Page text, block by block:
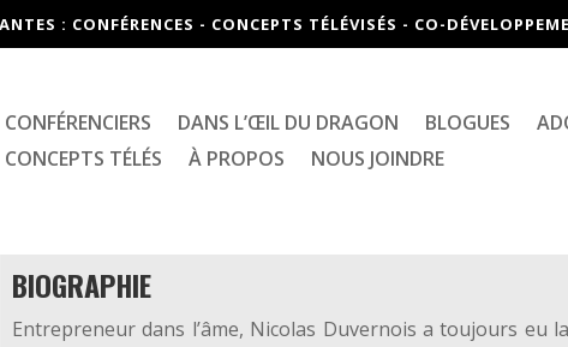
: CONFÉRENCES - CONCEPTS TÉLÉVISÉS - CO-
CONFÉRENCIERS DANS L’ŒIL DU DRAGON BLOGUES
CONCEPTS TÉLÉS
À PROPOS NOUS JOINDRE
BIOGRAPHIE
Entrepreneur dans l’âme, Nicolas Duvernois a toujours eu la